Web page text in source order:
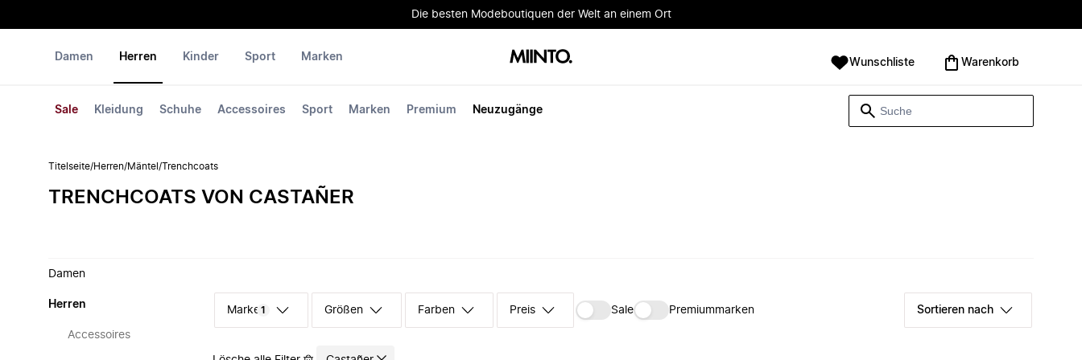
Die besten Modeboutiquen der Welt an einem Ort
Damen Herren
Sale Kleidung Schuhe Accessoires Sport Marken Premium Neuzugänge
Kinder Sport Marken Wunschliste Warenkorb
Titelseite/Herren/Mäntel /Trenchcoats
TRENCHCOATS VON CASTAÑER
Damen
Herren
Accessoires
Marke 1 Größen Farben Preis Sale Premiummarken Sortieren nach